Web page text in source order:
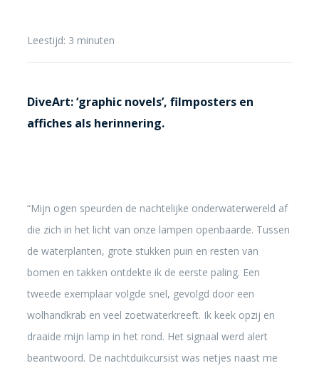
Leestijd: 3 minuten
DiveArt: ‘graphic novels’, filmposters en
affiches als herinnering.
“Mijn ogen speurden de nachtelijke onderwaterwereld af
die zich in het licht van onze lampen openbaarde. Tussen
de waterplanten, grote stukken puin en resten van
bomen en takken ontdekte ik de eerste paling. Een
tweede exemplaar volgde snel, gevolgd door een
wolhandkrab en veel zoetwaterkreeft. Ik keek opzij en
draaide mijn lamp in het rond. Het signaal werd alert
beantwoord. De nachtduikcursist was netjes naast me